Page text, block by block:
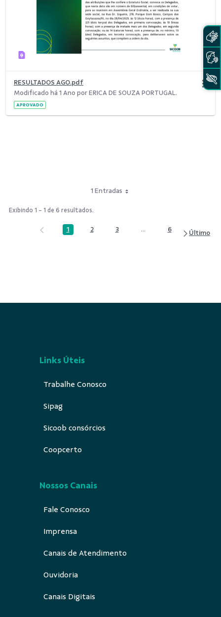
RESULTADOS AGO.pdf
Modificado há 1 Ano por ERICA DE SOUZA PORTUGAL.
APROVADO
1 Entradas
Exibindo 1 - 1 de 6 resultados.
Página
1 Página
2 Página
3 ...Páginas intermediárias
Página
6
Links Úteis
Trabalhe Conosco
Sipag
Sicoob consórcios
Coopcerto
Nossos Canais
Fale Conosco
Imprensa
Canais de Atendimento
Ouvidoria
Canais Digitais